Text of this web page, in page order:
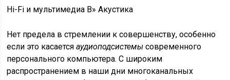
Hi-Fi и мультимедиа В» Акустика
Нет предела в стремлении к совершенству, особенно
если это касаетсяаудиоподсистемы современного
персонального компьютера. С широким
распространением в наши дни многоканальных